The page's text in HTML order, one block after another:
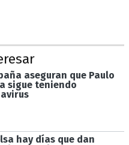
aseguran que Paulo
sigue teniendo
hay días que dan